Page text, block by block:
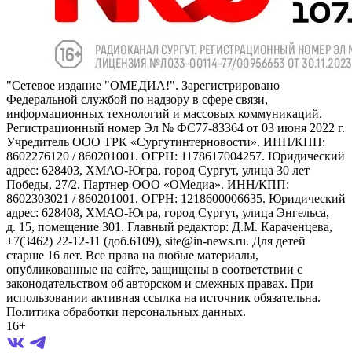
"Сетевое издание "ОМЕДИА!". Зарегистрировано
Федеральной службой по надзору в сфере связи,
информационных технологий и массовых коммуникаций.
Регистрационный номер Эл № ФС77-83364 от 03 июня 2022 г.
Учредитель ООО ТРК «Сургутинтерновости». ИНН/КПП:
8602276120 / 860201001. ОГРН: 1178617004257. Юридический
адрес: 628403, ХМАО-Югра, город Сургут, улица 30 лет
Победы, 27/2. Партнер ООО «ОМедиа». ИНН/КПП:
8602303021 / 860201001. ОГРН: 1218600006635. Юридический
адрес: 628408, ХМАО-Югра, город Сургут, улица Энгельса,
д. 15, помещение 301. Главный редактор: Д.М. Караченцева,
+7(3462) 22-12-11 (доб.6109), site@in-news.ru. Для детей
старше 16 лет. Все права на любые материалы,
опубликованные на сайте, защищены в соответствии с
законодательством об авторском и смежных правах. При
использовании активная ссылка на источник обязательна.
Политика обработки персональных данных.
16+